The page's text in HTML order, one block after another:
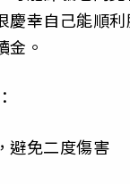
慶幸自己能順
金。
避免二度傷害